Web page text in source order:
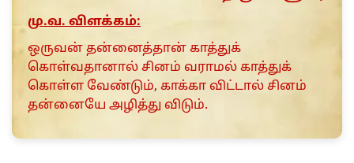
மு.வ. விளக்கம்:
ஒருவன் தன்னைத்தான் காத்துக்
கொள்வதானால் சினம் வராமல் காத்துக்
கொள்ள வேண்டும், காக்கா விட்டால் சினம்
தன்னையே அழித்து விடும்.